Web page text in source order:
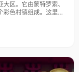
区。它由蒙特罗索、
彩色村镇组成。这里依
。